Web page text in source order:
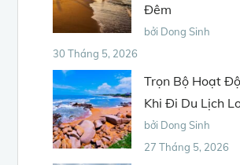
Đêm
bởi Dong Sinh
30 Tháng 5, 2026
Trọn Bộ Hoạt
Khi Đi Du Lịch
bởi Dong Sinh
27 Tháng 5, 2026